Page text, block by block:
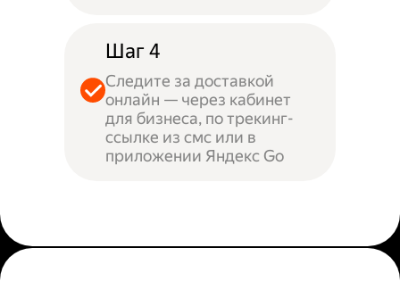
Шаг 4
Следите за доставкой
онлайн — через кабинет
для бизнеса, по трекинг-
ссылке из смс или в
приложении Яндекс Go